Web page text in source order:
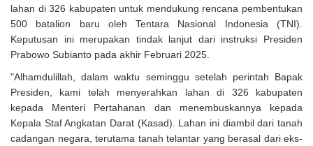
lahan di 326 kabupaten untuk mendukung rencana pembentukan
500 batalion baru oleh Tentara Nasional Indonesia (TNI).
Keputusan ini merupakan tindak lanjut dari instruksi Presiden
Prabowo Subianto pada akhir Februari 2025.
"Alhamdulillah, dalam waktu seminggu setelah perintah Bapak
Presiden, kami telah menyerahkan lahan di 326 kabupaten
kepada Menteri Pertahanan dan menembuskannya kepada
Kepala Staf Angkatan Darat (Kasad). Lahan ini diambil dari tanah
cadangan negara, terutama tanah telantar yang berasal dari eks-